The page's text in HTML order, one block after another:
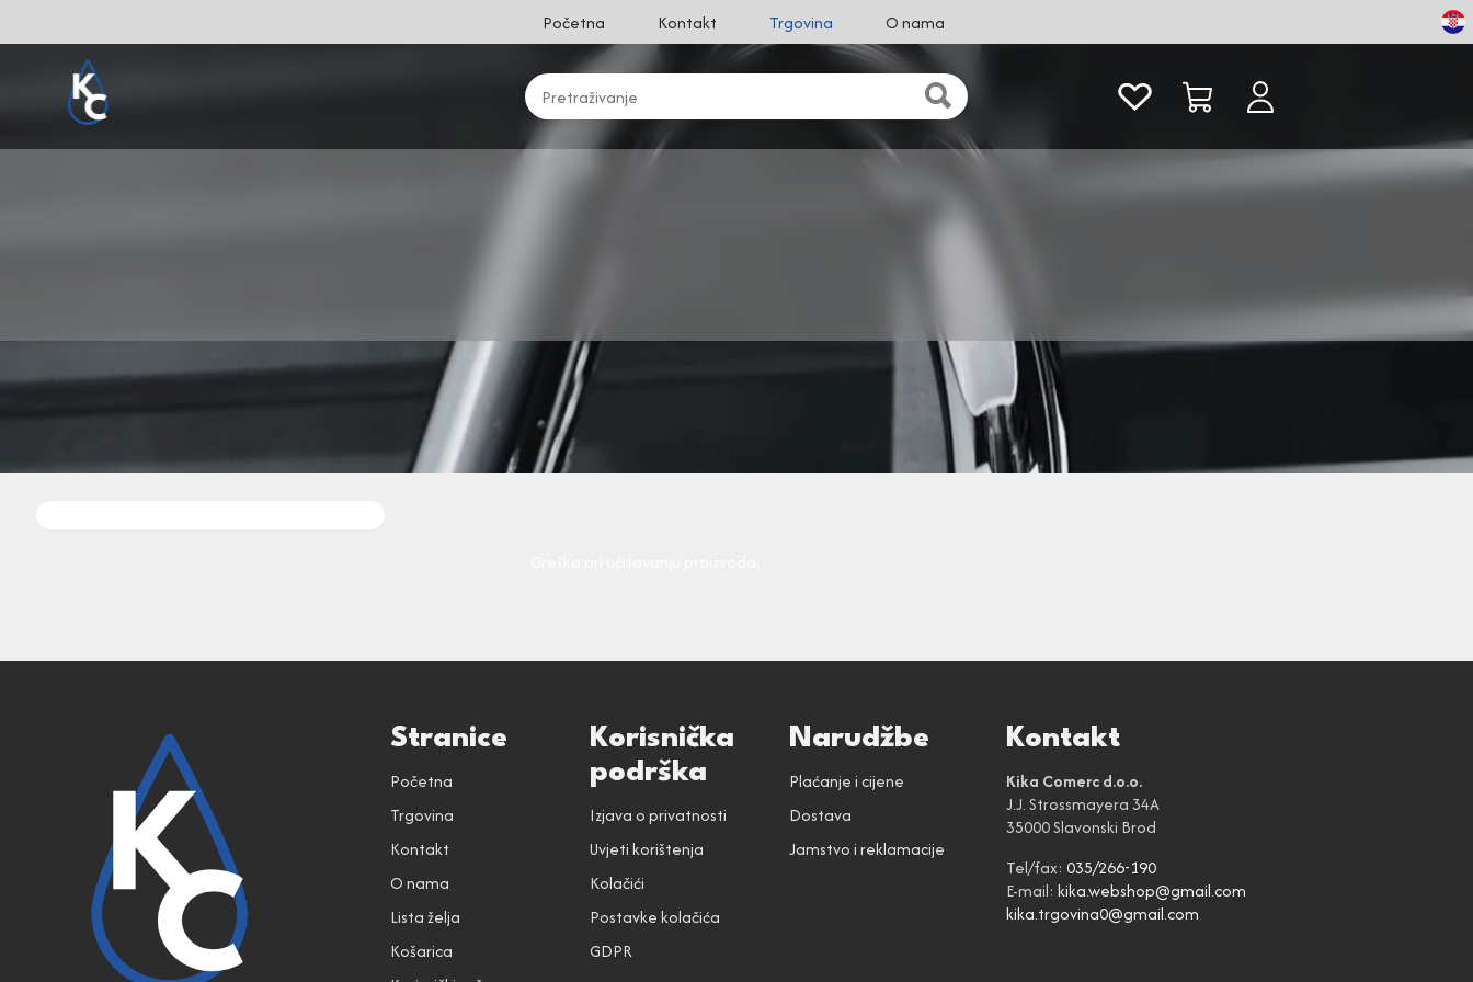
Početna Kontakt Trgovina O nama
Stranice
Početna
Trgovina
Kontakt
O nama
Lista želja
Košarica
Korisnička
podrška
Izjava o privatnosti
Uvjeti korištenja
Kolačići
Postavke kolačića
GDPR
Narudžbe
Plaćanje i cijene
Dostava
Jamstvo i reklamacije
Kontakt
Kika Comerc d.o.o.
J.J. Strossmayera 34A
35000 Slavonski Brod
Tel/fax: 035/266-190
E-mail: kika.webshop@gmail.com
kika.trgovina0@gmail.com